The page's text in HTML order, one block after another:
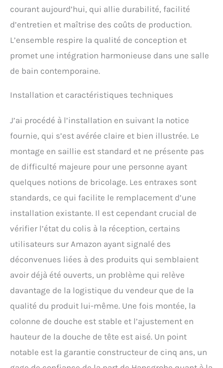
de jet Plus de confort : le
flexible de douche mesure
1,60 m pour rendre facile
les mouvements sous la
courant aujourd’hui, qui allie durabilité, facilité
d’entretien et maîtrise des coûts de production.
L’ensemble respire la qualité de conception et
promet une intégration harmonieuse dans une salle
de bain contemporaine.
Installation et caractéristiques techniques
J’ai procédé à l’installation en suivant la notice
fournie, qui s’est avérée claire et bien illustrée. Le
montage en saillie est standard et ne présente pas
de difficulté majeure pour une personne ayant
quelques notions de bricolage. Les entraxes sont
standards, ce qui facilite le remplacement d’une
installation existante. Il est cependant crucial de
vérifier l’état du colis à la réception, certains
utilisateurs sur Amazon ayant signalé des
déconvenues liées à des produits qui semblaient
avoir déjà été ouverts, un problème qui relève
davantage de la logistique du vendeur que de la
qualité du produit lui-même. Une fois montée, la
colonne de douche est stable et l’ajustement en
hauteur de la douche de tête est aisé. Un point
notable est la garantie constructeur de cinq ans, un